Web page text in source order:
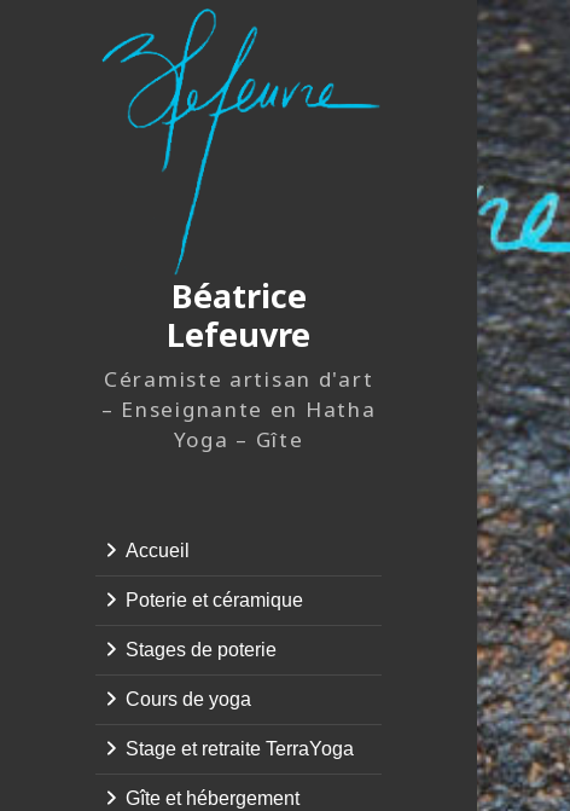
Béatrice
Lefeuvre
Céramiste artisan d'art
– Enseignante en Hatha
Yoga – Gîte
Accueil
Poterie et céramique
Stages de poterie
Cours de yoga
Stage et retraite TerraYoga
Gîte et hébergement